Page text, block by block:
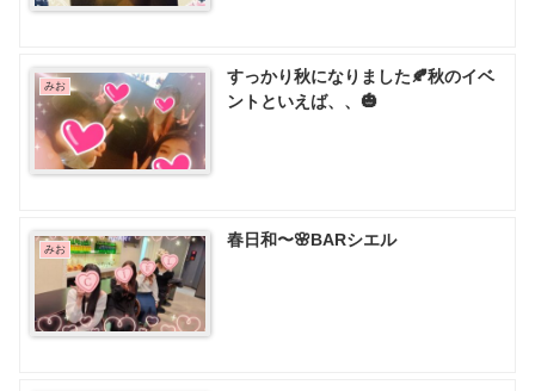
みお
すっかり秋になりました🍂秋のイベ
ントといえば、、🎃
みお 春日和〜🌸BARシエル